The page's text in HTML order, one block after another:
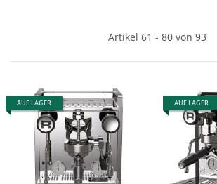
Artikel 61 - 80 von 93
AUF LAGER AUF LAGER